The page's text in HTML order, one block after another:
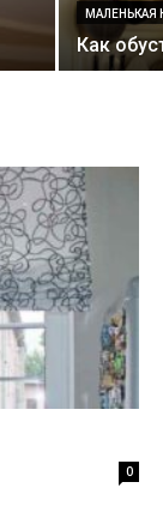
МАЛЕНЬКАЯ
Как
0